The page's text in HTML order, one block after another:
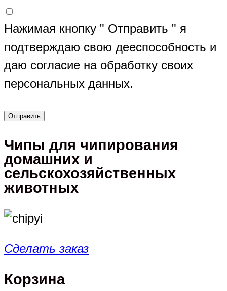
Нажимая кнопку " Отправить " я
подтверждаю свою дееспособность и
даю согласие на обработку своих
персональных данных.
Чипы для чипирования
домашних и
сельскохозяйственных
животных
Сделать заказ
Корзина